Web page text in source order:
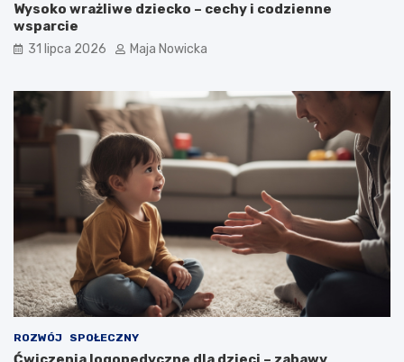
Wysoko wrażliwe dziecko – cechy i codzienne
wsparcie
31 lipca 2026 Maja Nowicka
ROZWÓJ SPOŁECZNY